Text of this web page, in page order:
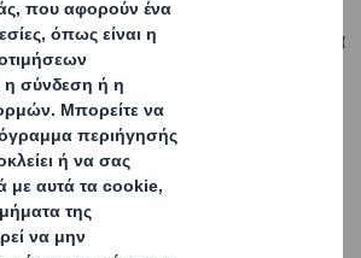
προϊόντα, μόνο και μόνο για
δεν αποτελεί πλέον επιλογή.
στην κυκλική οικονομία,
επιβραδύνουμε την
και να δημιουργήσουμε
για το παρόν και για τις